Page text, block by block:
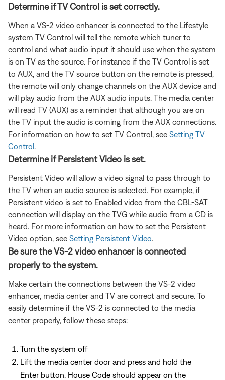
Determine if TV Control is set correctly.
When a VS-2 video enhancer is connected to the Lifestyle
system TV Control will tell the remote which tuner to
control and what audio input it should use when the system
is on TV as the source. For instance if the TV Control is set
to AUX, and the TV source button on the remote is pressed,
the remote will only change channels on the AUX device and
will play audio from the AUX audio inputs. The media center
will read TV (AUX) as a reminder that although you are on
the TV input the audio is coming from the AUX connections.
For information on how to set TV Control, see Setting TV
Control
Determine if Persistent Video is set.
Persistent Video will allow a video signal to pass through to
the TV when an audio source is selected. For example, if
Persistent video is set to Enabled video from the CBL-SAT
connection will display on the TVG while audio from a CD is
heard. For more information on how to set the Persistent
Video option, see Setting Persistent Video
Be sure the VS-2 video enhancer is connected
properly to the system.
Make certain the connections between the VS-2 video
enhancer, media center and TV are correct and secure. To
easily determine if the VS-2 is connected to the media
center properly, follow these steps:
Turn the system off
Lift the media center door and press and hold the
Enter button. House Code should appear on the